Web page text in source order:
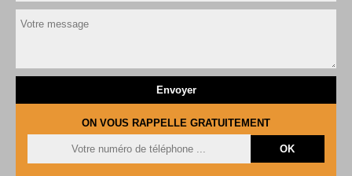
ON VOUS RAPPELLE GRATUITEMENT